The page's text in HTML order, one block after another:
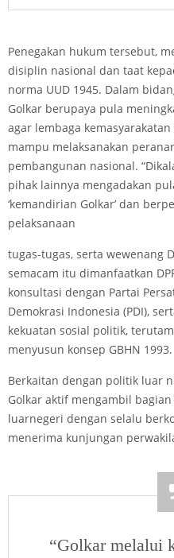
Penegakan hukum tersebut,
disiplin nasional dan taat
norma UUD 1945. Dalam
Golkar berupaya pula
agar lembaga
mampu melaksanakan
pembangunan nasional.
pihak lainnya mengadakan
‘kemandirian Golkar’ dan
pelaksanaan
tugas-tugas, serta wewenang
semacam itu dimanfaatkan
konsultasi dengan Partai
Demokrasi Indonesia (PDI),
kekuatan sosial politik,
menyusun konsep GBHN 1993.
Berkaitan dengan politik luar
Golkar aktif mengambil
luarnegeri dengan selalu
menerima kunjungan
“Golkar melalui